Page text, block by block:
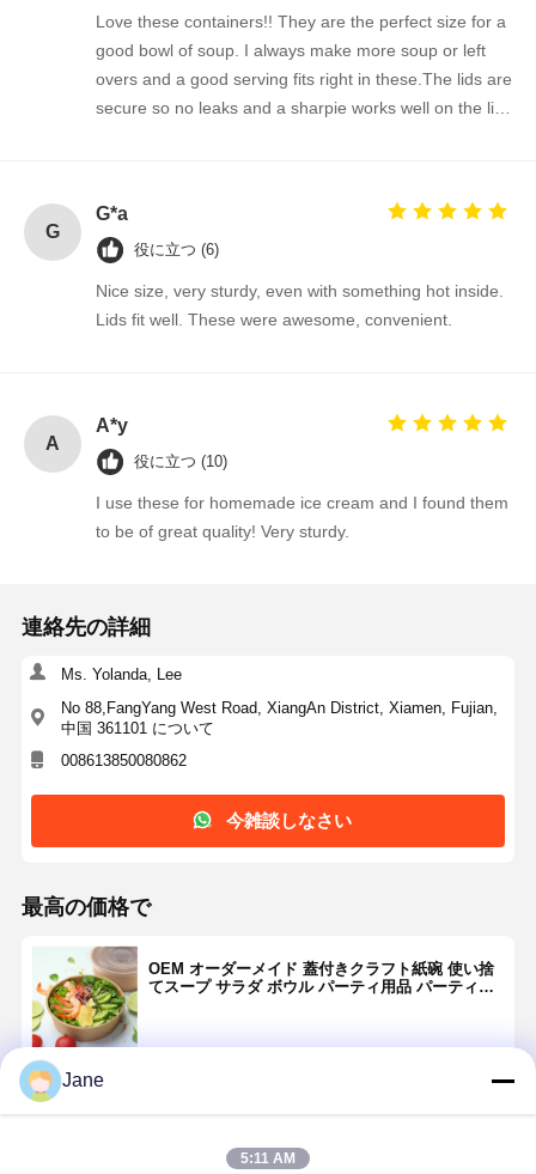
Love these containers!! They are the perfect size for a
good bowl of soup. I always make more soup or left
overs and a good serving fits right in these.The lids are
secure so no leaks and a sharpie works well on the lids
G
G*a
役に立つ (6)
Nice size, very sturdy, even with something hot inside.
Lids fit well. These were awesome, convenient.
A
A*y
役に立つ (10)
I use these for homemade ice cream and I found them
to be of great quality! Very sturdy.
連絡先の詳細
Ms. Yolanda, Lee
No 88,FangYang West Road, XiangAn District, Xiamen, Fujian,
中国 361101 について
008613850080862
今雑談しなさい
最高の価格で
OEM オーダーメイド 蓋付きクラフト紙碗 使い捨
てスープ サラダ ボウル パーティ用品 パーティ用
Jane
5:11 AM